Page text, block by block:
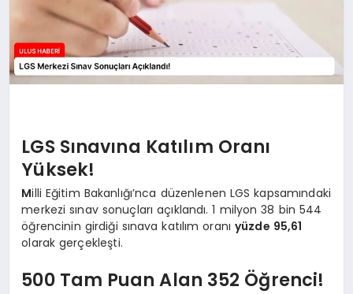
LGS Sınavına Katılım Oranı
Yüksek!
Milli Eğitim Bakanlığı’nca düzenlenen LGS kapsamındaki
merkezi sınav sonuçları açıklandı. 1 milyon 38 bin 544
öğrencinin girdiği sınava katılım oranı yüzde 95,61
olarak gerçekleşti.
500 Tam Puan Alan 352 Öğrenci!